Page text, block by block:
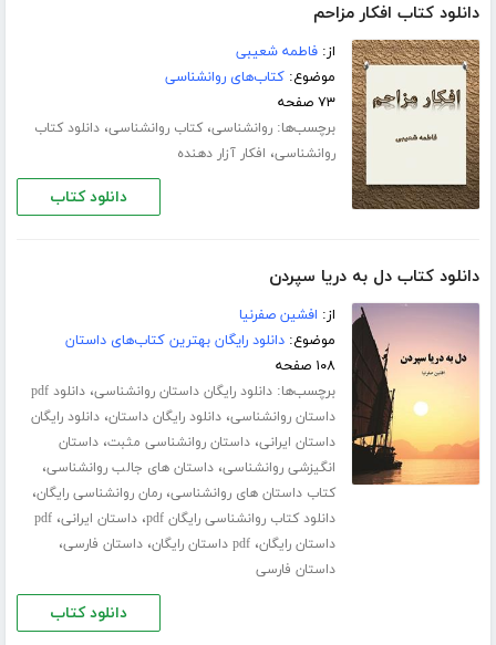
دانلود کتاب افکار مزاحم
از:فاطمه شعیبی
موضوع:کتاب‌های روانشناسی
۷۳ صفحه
برچسب‌ها:روانشناسی،کتاب روانشناسی،دانلود کتاب
روانشناسی، افکار آزار دهنده
دانلود کتاب
دانلود کتاب دل به دریا سپردن
از: افشین صفرنیا
موضوع:دانلود رایگان بهترین کتاب‌های داستان
۱۰۸ صفحه
برچسب‌ها:دانلود رایگان داستان روانشناسی،
دانلود pdf
داستان روانشناسی،دانلود رایگان داستان،دانلود رایگان
داستان ایرانی،داستان روانشناسی مثبت،داستان
انگیزشی روانشناسی،داستان های جالب روانشناسی،
کتاب داستان های روانشناسی،رمان روانشناسی رایگان،
دانلود کتاب روانشناسی رایگان pdf ،داستان ایرانی،pdf
داستان رایگان،pdf داستان رایگان ،داستان فارسی،
داستان فارسی
دانلود کتاب